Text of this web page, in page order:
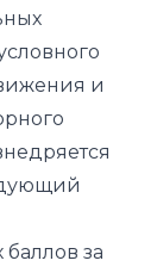
и
за